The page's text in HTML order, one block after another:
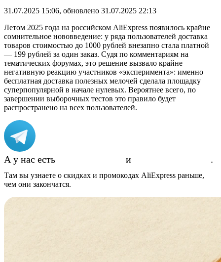
31.07.2025 15:06, обновлено 31.07.2025 22:13
Летом 2025 года на российском AliExpress появилось крайне
сомнительное нововведение: у ряда пользователей доставка
товаров стоимостью до 1000 рублей внезапно стала платной
— 199 рублей за один заказ. Судя по комментариям на
тематических форумах, это решение вызвало крайне
негативную реакцию участников «эксперимента»: именно
бесплатная доставка полезных мелочей сделала площадку
суперпопулярной в начале нулевых. Вероятнее всего, по
завершении выборочных тестов это правило будет
распространено на всех пользователей.
А у нас есть и .
Там вы узнаете о скидках и промокодах AliExpress раньше,
чем они закончатся.